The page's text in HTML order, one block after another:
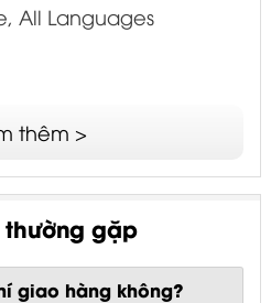
All Languages
thêm >
gặp
giao hàng không?